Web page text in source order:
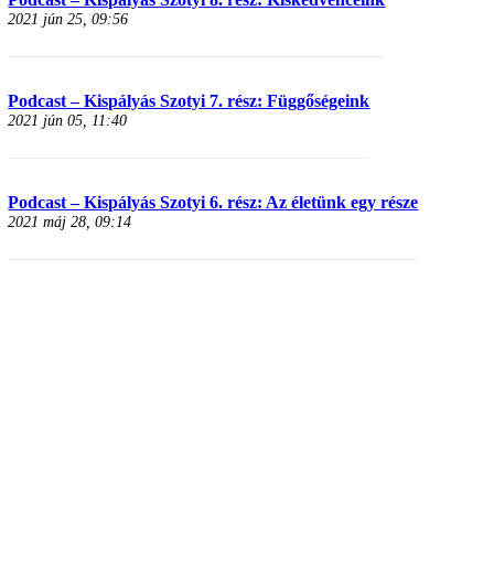
2021 jún 25, 09:56
Podcast – Kispályás Szotyi 7. rész: Függőségeink
2021 jún 05, 11:40
Podcast – Kispályás Szotyi 6. rész: Az életünk egy része
2021 máj 28, 09:14